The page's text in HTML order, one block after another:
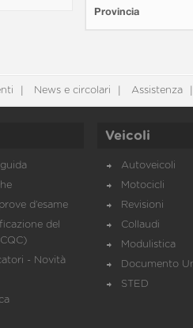
Provincia
News e circolari Assistenza
d’esame
del
- Novità
Veicoli
Autoveicoli
Motocicli
Revisioni
Collaudi
Modulistica
Documento
STED